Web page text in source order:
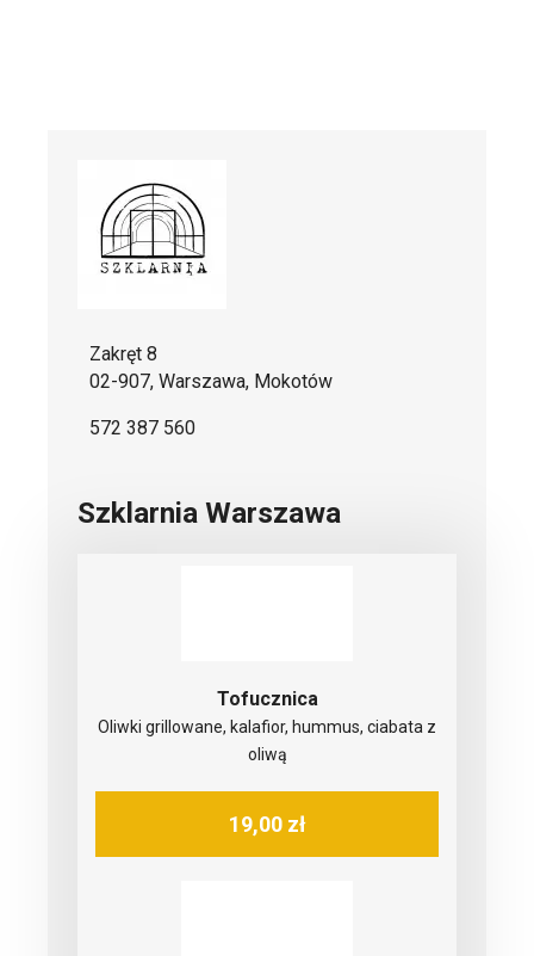
Zakręt 8
02-907, Warszawa, Mokotów
572 387 560
Szklarnia Warszawa
Tofucznica
Oliwki grillowane, kalafior, hummus, ciabata z
oliwą
19,00 zł